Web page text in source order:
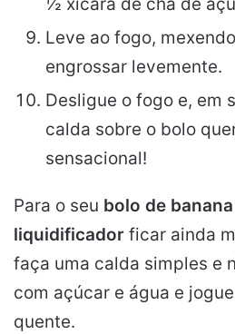
½ xícara de chá de
Leve ao fogo,
engrossar levemente.
Desligue o fogo e, em
calda sobre o bolo
sensacional!
Para o seu bolo de
liquidificador ficar ainda
faça uma calda simples e
com açúcar e água e
quente.